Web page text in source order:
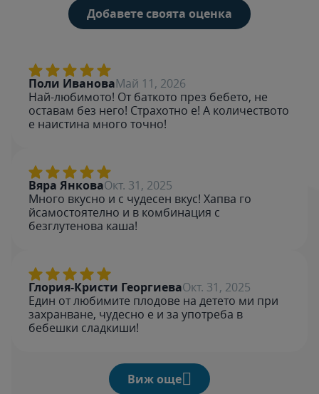
Добавете своята оценка
Име
Напиши отзив
Поли ИвановаМай 11, 2026
Най-любимото! От баткото през бебето, не
оставам без него! Страхотно е! А количеството
е наистина много точно!
Вяра ЯнковаОкт. 31, 2025
Много вкусно и с чудесен вкус! Хапва го
йсамостоятелно и в комбинация с
безглутенова каша!
Глория-Кристи ГеоргиеваОкт. 31, 2025
Един от любимите плодове на детето ми при
захранване, чудесно е и за употреба в
бебешки сладкиши!
Виж още